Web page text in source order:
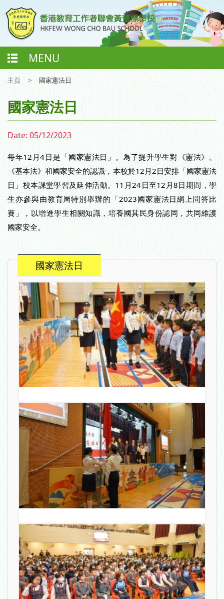
MENU
主頁 > 國家憲法日
國家憲法日
Date: 05/12/2023
每年12月4日是「國家憲法日」。為了提升學生對《憲法》、
《基本法》和國家安全的認識，本校於12月2日安排「國家憲法
日」校本課堂學習及延伸活動。11月24日至12月8日期間，學
生亦參與由教育局特別舉辦的「2023國家憲法日網上問答比
賽」，以增進學生相關知識，培養國其民身份認同，共同維護
國家安全。
國家憲法日